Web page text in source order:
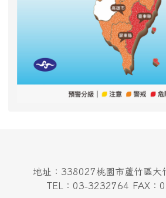
地址：338027桃園市蘆竹區大
TEL：03-3232764 FAX：